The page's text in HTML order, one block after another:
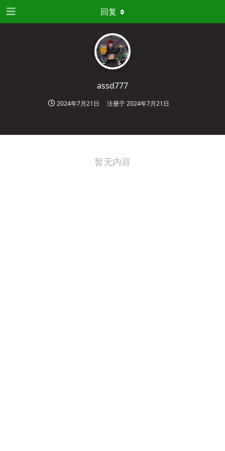
assd777
2024年7月21日 注册于2024年7月21日
回复
暂无内容